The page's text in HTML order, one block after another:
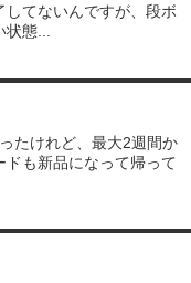
てないんですが、段ボ
態...
たけれど、最大2週間か
も新品になって帰って